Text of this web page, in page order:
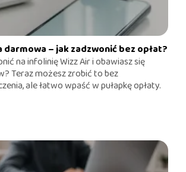
– jak zadzwonić bez opłat?
na infolinię Wizz Air i obawiasz się
Teraz możesz zrobić to bez
ale łatwo wpaść w pułapkę opłaty.